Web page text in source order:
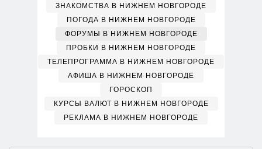
ЗНАКОМСТВА В НИЖНЕМ НОВГОРОДЕ
ПОГОДА В НИЖНЕМ НОВГОРОДЕ
ФОРУМЫ В НИЖНЕМ НОВГОРОДЕ
ПРОБКИ В НИЖНЕМ НОВГОРОДЕ
ТЕЛЕПРОГРАММА В НИЖНЕМ НОВГОРОДЕ
АФИША В НИЖНЕМ НОВГОРОДЕ
ГОРОСКОП
КУРСЫ ВАЛЮТ В НИЖНЕМ НОВГОРОДЕ
РЕКЛАМА В НИЖНЕМ НОВГОРОДЕ